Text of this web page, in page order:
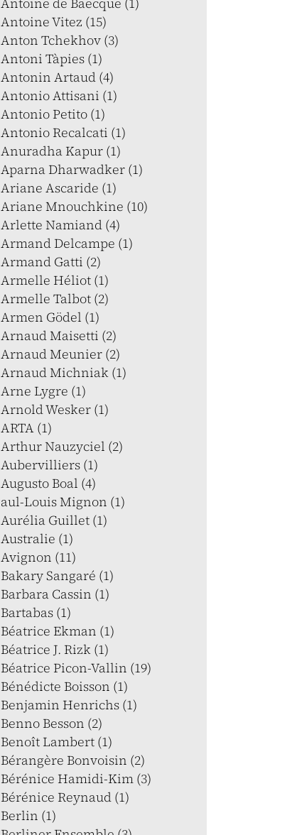
Antoine Vitez (15)
Anton Tchekhov (3)
Antoni Tàpies (1)
Antonin Artaud (4)
Antonio Attisani (1)
Antonio Petito (1)
Antonio Recalcati (1)
Anuradha Kapur (1)
Aparna Dharwadker (1)
Ariane Ascaride (1)
Ariane Mnouchkine (10)
Arlette Namiand (4)
Armand Delcampe (1)
Armand Gatti (2)
Armelle Héliot (1)
Armelle Talbot (2)
Armen Gödel (1)
Arnaud Maisetti (2)
Arnaud Meunier (2)
Arnaud Michniak (1)
Arne Lygre (1)
Arnold Wesker (1)
ARTA (1)
Arthur Nauzyciel (2)
Aubervilliers (1)
Augusto Boal (4)
aul-Louis Mignon (1)
Aurélia Guillet (1)
Australie (1)
Avignon (11)
Bakary Sangaré (1)
Barbara Cassin (1)
Bartabas (1)
Béatrice Ekman (1)
Béatrice J. Rizk (1)
Béatrice Picon-Vallin (19)
Bénédicte Boisson (1)
Benjamin Henrichs (1)
Benno Besson (2)
Benoît Lambert (1)
Bérangère Bonvoisin (2)
Bérénice Hamidi-Kim (3)
Bérénice Reynaud (1)
Berlin (1)